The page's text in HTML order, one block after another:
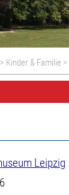
> Kinder & Familie >
Leipzig